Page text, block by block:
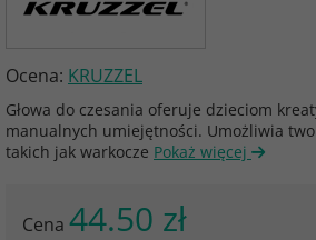
Ocena: KRUZZEL
Głowa do czesania oferuje dzieciom
manualnych umiejętności. Umożliwia
takich jak warkocze Pokaż więcej
Cena 44.50 zł